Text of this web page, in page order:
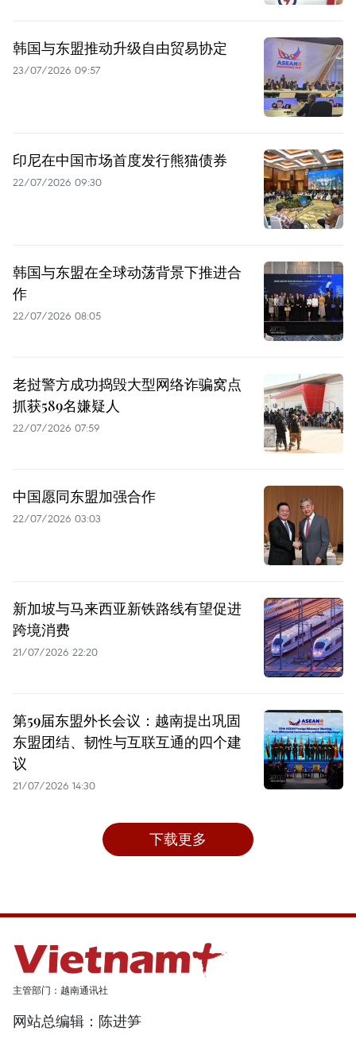
韩国与东盟推动升级自由贸易协定
23/07/2026 09:57
印尼在中国市场首度发行熊猫债券
22/07/2026 09:30
韩国与东盟在全球动荡背景下推进合
作
22/07/2026 08:05
老挝警方成功捣毁大型网络诈骗窝点
抓获589名嫌疑人
22/07/2026 07:59
中国愿同东盟加强合作
22/07/2026 03:03
新加坡与马来西亚新铁路线有望促进
跨境消费
21/07/2026 22:20
第59届东盟外长会议：越南提出巩固
东盟团结、韧性与互联互通的四个建
议
21/07/2026 14:30
下载更多
主管部门：越南通讯社
网站总编辑：陈进笋